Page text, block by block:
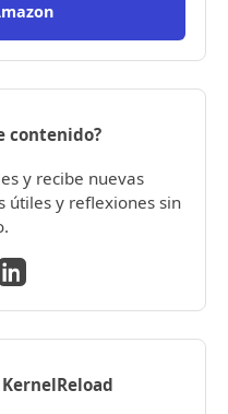
contenido?
y recibe nuevas
útiles y reflexiones sin